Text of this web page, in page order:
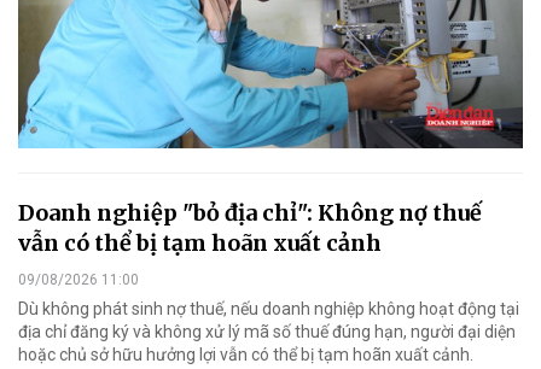
Doanh nghiệp "bỏ địa chỉ": Không nợ thuế
vẫn có thể bị tạm hoãn xuất cảnh
09/08/2026 11:00
Dù không phát sinh nợ thuế, nếu doanh nghiệp không hoạt động tại
địa chỉ đăng ký và không xử lý mã số thuế đúng hạn, người đại diện
hoặc chủ sở hữu hưởng lợi vẫn có thể bị tạm hoãn xuất cảnh.